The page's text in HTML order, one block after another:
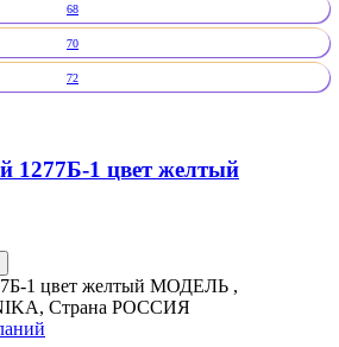
68
70
72
1277Б-1 цвет желтый
1 цвет желтый МОДЕЛЬ ,
Страна РОССИЯ